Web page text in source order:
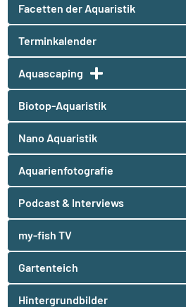
Facetten der Aquaristik
Terminkalender
Aquascaping
Biotop-Aquaristik
Nano Aquaristik
Aquarienfotografie
Podcast & Interviews
my-fish TV
Gartenteich
Hintergrundbilder